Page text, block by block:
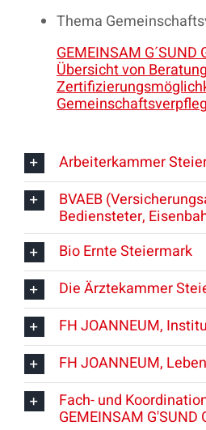
Thema
GEMEINSAM G´SUND
Übersicht von
Arbeiterkammer
BVAEB
Bediensteter,
Bio Ernte Steiermark
Die Ärztekammer
FH JOANNEUM,
FH JOANNEUM,
Fach- und
GEMEINSAM G'SUND